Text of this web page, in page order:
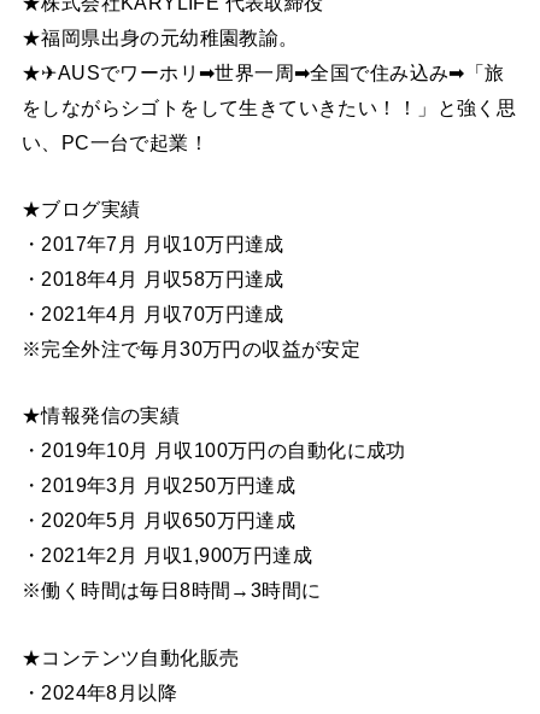
★福岡県出身の元幼稚園教諭。
★✈AUSでワーホリ➡世界一周➡全国で住み込み➡「旅
をしながらシゴトをして生きていきたい！！」と強く思
い、PC一台で起業！
★ブログ実績
・2017年7月 月収10万円達成
・2018年4月 月収58万円達成
・2021年4月 月収70万円達成
※完全外注で毎月30万円の収益が安定
★情報発信の実績
・2019年10月 月収100万円の自動化に成功
・2019年3月 月収250万円達成
・2020年5月 月収650万円達成
・2021年2月 月収1,900万円達成
※働く時間は毎日8時間→3時間に
★コンテンツ自動化販売
・2024年8月以降